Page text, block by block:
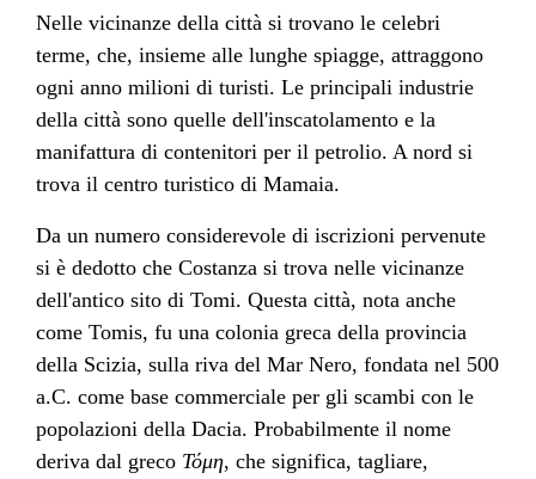
Nelle vicinanze della città si trovano le celebri
terme, che, insieme alle lunghe spiagge, attraggono
ogni anno milioni di turisti. Le principali industrie
della città sono quelle dell'inscatolamento e la
manifattura di contenitori per il petrolio. A nord si
trova il centro turistico di Mamaia.
Da un numero considerevole di iscrizioni pervenute
si è dedotto che Costanza si trova nelle vicinanze
dell'antico sito di Tomi. Questa città, nota anche
come Tomis, fu una colonia greca della provincia
della Scizia, sulla riva del Mar Nero, fondata nel 500
a.C. come base commerciale per gli scambi con le
popolazioni della Dacia. Probabilmente il nome
deriva dal greco Τόμη, che significa, tagliare,